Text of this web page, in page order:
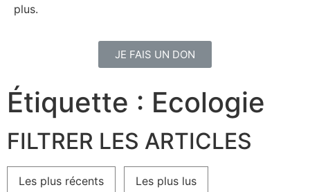
plus.
JE FAIS UN DON
Étiquette : Ecologie
FILTRER LES ARTICLES
Les plus récents Les plus lus